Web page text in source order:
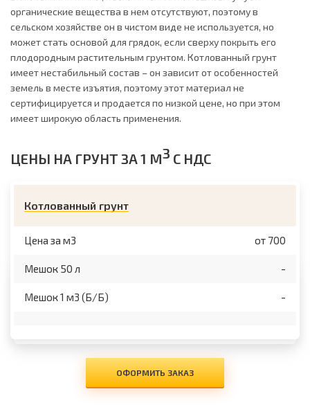
органические вещества в нем отсутствуют, поэтому в
сельском хозяйстве он в чистом виде не используется, но
может стать основой для грядок, если сверху покрыть его
плодородным растительным грунтом. Котлованный грунт
имеет нестабильный состав – он зависит от особенностей
земель в месте изъятия, поэтому этот материал не
сертифицируется и продается по низкой цене, но при этом
имеет широкую область применения.
ЦЕНЫ НА ГРУНТ ЗА 1 М3 С НДС
Котлованный грунт
Цена за м3 от 700
Мешок 50 л -
Мешок 1 м3 (Б/Б) -
ОФОРМИТЬ ЗАКАЗ